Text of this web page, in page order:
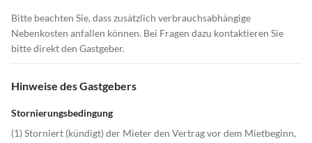
Bitte beachten Sie, dass zusätzlich verbrauchsabhängige
Nebenkosten anfallen können. Bei Fragen dazu kontaktieren Sie
bitte direkt den Gastgeber.
Hinweise des Gastgebers
Stornierungsbedingung
(1) Storniert (kündigt) der Mieter den Vertrag vor dem Mietbeginn,